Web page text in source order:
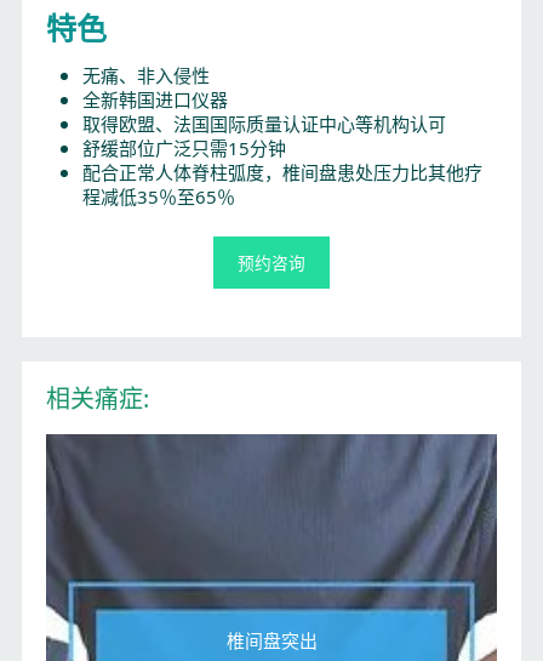
特色
无痛、非入侵性
全新韩国进口仪器
取得欧盟、法国国际质量认证中心等机构认可
舒缓部位广泛只需15分钟
配合正常人体脊柱弧度，椎间盘患处压力比其他疗
程减低35％至65％
预约咨询
相关痛症:
椎间盘突出​